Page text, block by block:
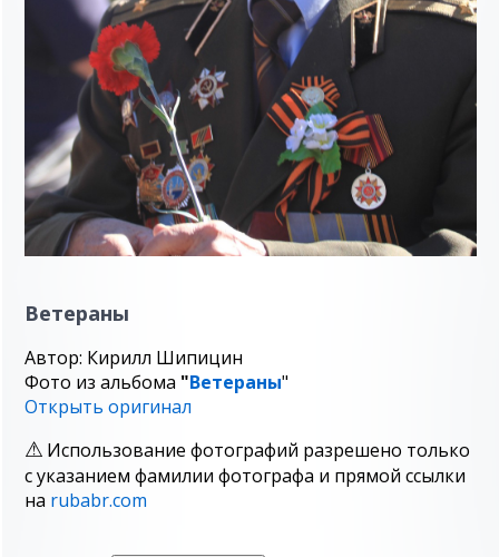
Ветераны
Автор: Кирилл Шипицин
Фото из альбома "Ветераны"
Открыть оригинал
Использование фотографий разрешено только
с указанием фамилии фотографа и прямой ссылки
на rubabr.com